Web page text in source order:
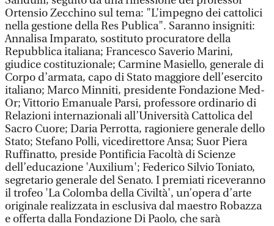
Ortensio Zecchino sul tema: "L’impegno dei cattolici
nella gestione della Res Publica". Saranno insigniti:
Annalisa Imparato, sostituto procuratore della
Repubblica italiana; Francesco Saverio Marini,
giudice costituzionale; Carmine Masiello, generale di
Corpo d’armata, capo di Stato maggiore dell’esercito
italiano; Marco Minniti, presidente Fondazione Med-
Or; Vittorio Emanuale Parsi, professore ordinario di
Relazioni internazionali all’Università Cattolica del
Sacro Cuore; Daria Perrotta, ragioniere generale dello
Stato; Stefano Polli, vicedirettore Ansa; Suor Piera
Ruffinatto, preside Pontificia Facoltà di Scienze
dell’educazione 'Auxilium'; Federico Silvio Toniato,
segretario generale del Senato. I premiati riceveranno
il trofeo 'La Colomba della Civiltà', un’opera d’arte
originale realizzata in esclusiva dal maestro Robazza
e offerta dalla Fondazione Di Paolo, che sarà